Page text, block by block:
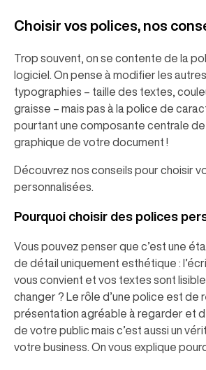
Choisir vos polices, nos
Trop souvent, on se contente de la
logiciel. On pense à modifier les
typographies – taille des textes,
graisse – mais pas à la police de
pourtant une composante centrale de
graphique de votre document !
Découvrez nos conseils pour choisir
personnalisées.
Pourquoi choisir des polices
Vous pouvez penser que c’est une
de détail uniquement esthétique :
vous convient et vos textes sont
changer ? Le rôle d’une police est de
présentation agréable à regarder et
de votre public mais c’est aussi un
votre business. On vous explique